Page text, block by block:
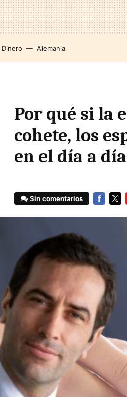
Dinero Alemania
Por qué si la
cohete, los
en el día a día
Sin comentarios